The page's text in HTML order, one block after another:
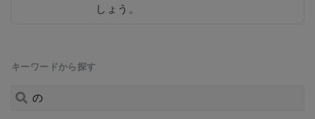
キーワードから探す
しょう。